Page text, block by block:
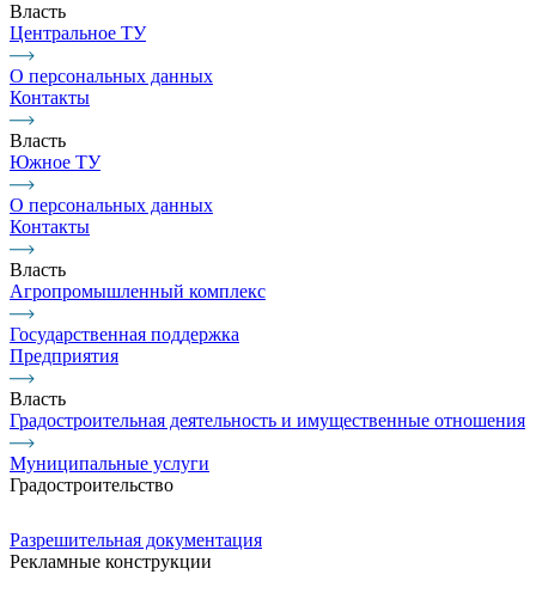
Власть
Центральное ТУ
О персональных данных
Контакты
Власть
Южное ТУ
О персональных данных
Контакты
Власть
Агропромышленный комплекс
Государственная поддержка
Предприятия
Власть
Градостроительная деятельность и имущественные отношения
Муниципальные услуги
Градостроительство
Разрешительная документация
Рекламные конструкции